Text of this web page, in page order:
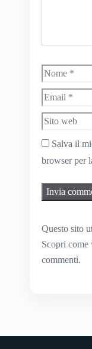
Nome
Salva il
browser per
Questo sito
Scopri come
commenti.